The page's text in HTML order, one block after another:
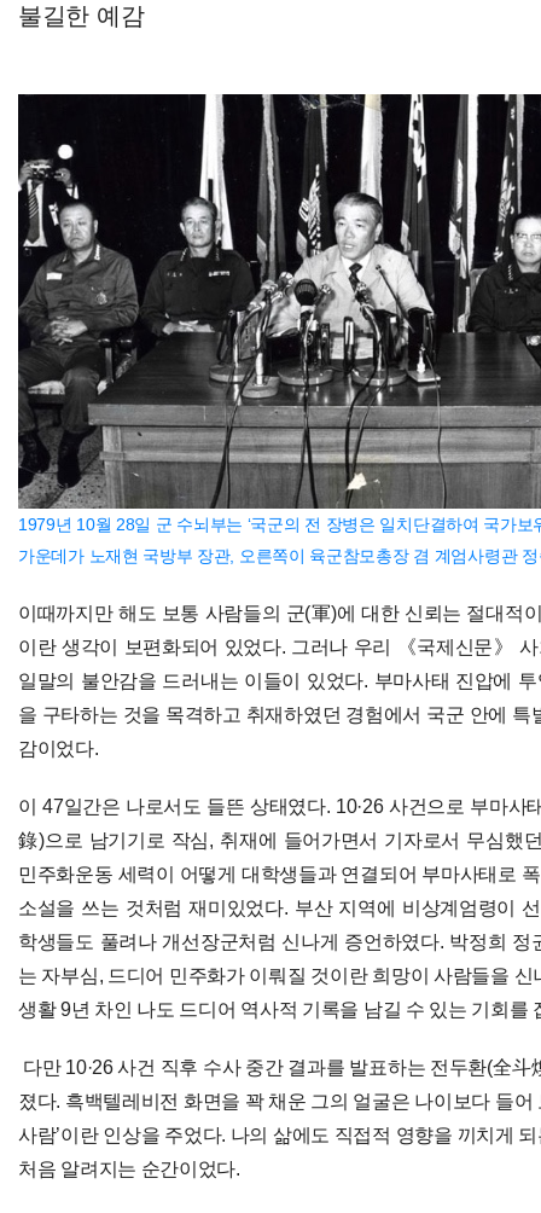
불길한 예감
1979년 10월 28일 군 수뇌부는 ‘국군의 전 장병은 일치단결하여 국가보
가운데가 노재현 국방부 장관, 오른쪽이 육군참모총장 겸 계엄사령관
이때까지만 해도 보통 사람들의 군(軍)에 대한 신뢰는 절대적
이란 생각이 보편화되어 있었다. 그러나 우리 《국제신문》
일말의 불안감을 드러내는 이들이 있었다. 부마사태 진압에
을 구타하는 것을 목격하고 취재하였던 경험에서 국군 안에
감이었다.
이 47일간은 나로서도 들뜬 상태였다. 10·26 사건으로 부마
錄)으로 남기기로 작심, 취재에 들어가면서 기자로서 무심했
민주화운동 세력이 어떻게 대학생들과 연결되어 부마사태로
소설을 쓰는 것처럼 재미있었다. 부산 지역에 비상계엄령이
학생들도 풀려나 개선장군처럼 신나게 증언하였다. 박정희
는 자부심, 드디어 민주화가 이뤄질 것이란 희망이 사람들을
생활 9년 차인 나도 드디어 역사적 기록을 남길 수 있는 기회를
다만 10·26 사건 직후 수사 중간 결과를 발표하는 전두환(全
졌다. 흑백텔레비전 화면을 꽉 채운 그의 얼굴은 나이보다 들
사람’이란 인상을 주었다. 나의 삶에도 직접적 영향을 끼치게
처음 알려지는 순간이었다.